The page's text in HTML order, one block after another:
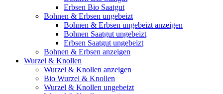
Erbsen Bio Saatgut
Bohnen & Erbsen ungebeizt
Bohnen & Erbsen ungebeizt anzeigen
Bohnen Saatgut ungebeizt
Erbsen Saatgut ungebeizt
Bohnen & Erbsen anzeigen
Wurzel & Knollen
Wurzel & Knollen anzeigen
Bio Wurzel & Knollen
Wurzel & Knollen ungebeizt